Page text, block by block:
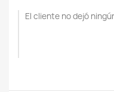
El cliente no dejó